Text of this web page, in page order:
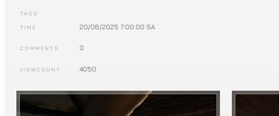
TAGS
TIME 20/06/2025 7:00:00 SA
COMMENTS 0
VIEWCOUNT 4050